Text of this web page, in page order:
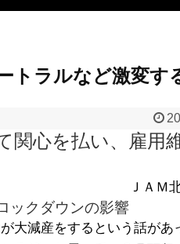
トラルなど激変
関心を払い、雇用
ＪＡＭ
ックダウンの影響
大減産をするという話があ